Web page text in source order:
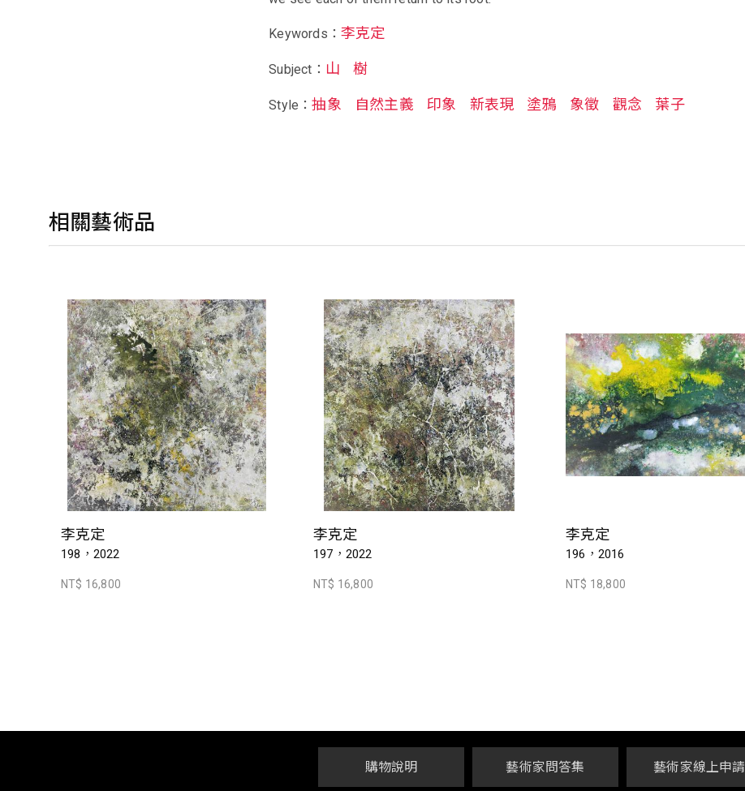
Keywords：李克定
Subject： 山 樹
Style：抽象 自然主義 印象 新表現 塗鴉 象徵 觀念 葉子
相關藝術品
李克定
198，2022
NT$ 16,800
李克定
197，2022
NT$ 16,800
李克定
196，2016
NT$ 18,800
購物說明 藝術家問答集 藝術家線上申請